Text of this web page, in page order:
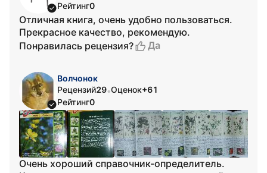
Рейтинг0
Отличная книга, очень удобно пользоваться.
Прекрасное качество, рекомендую.
Понравилась рецензия?
Да
Волчонок
Рецензий29•Оценок+61
Рейтинг0
Очень хороший справочник-определитель.